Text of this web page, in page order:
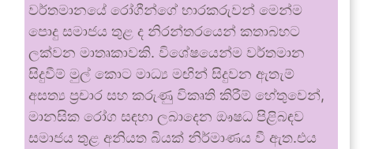
වර්තමානයේ රෝගීන්ගේ භාරකරුවන් මෙන්ම
පොදු සමාජය තුළ ද නිරන්තරයෙන් කතාබහට
ලක්වන මාතෘකාවකි. විශේෂයෙන්ම වර්තමාන
සිදුවීම් මුල් කොට මාධ්‍ය මඟින් සිදුවන ඇතැම්
අසත්‍ය ප්‍රචාර සහ කරුණු විකෘති කිරීම් හේතුවෙන්,
මානසික රෝග සඳහා ලබාදෙන ඖෂධ පිළිබඳව
සමාජය තුළ අනියත බියක් නිර්මාණය වී ඇත.එය